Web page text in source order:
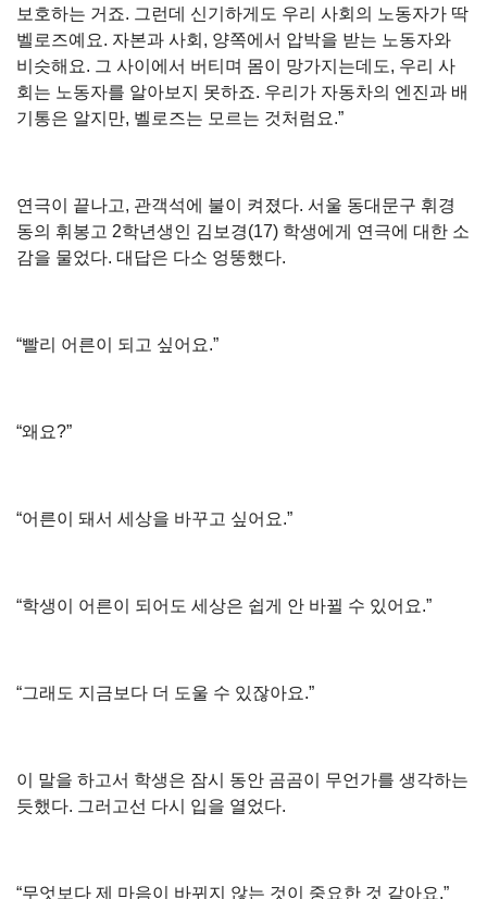
보호하는 거죠. 그런데 신기하게도 우리 사회의 노동자가 딱
벨로즈예요. 자본과 사회, 양쪽에서 압박을 받는 노동자와
비슷해요. 그 사이에서 버티며 몸이 망가지는데도, 우리 사
회는 노동자를 알아보지 못하죠. 우리가 자동차의 엔진과 배
기통은 알지만, 벨로즈는 모르는 것처럼요.”
연극이 끝나고, 관객석에 불이 켜졌다. 서울 동대문구 휘경
동의 휘봉고 2학년생인 김보경(17) 학생에게 연극에 대한 소
감을 물었다. 대답은 다소 엉뚱했다.
“빨리 어른이 되고 싶어요.”
“왜요?”
“어른이 돼서 세상을 바꾸고 싶어요.”
“학생이 어른이 되어도 세상은 쉽게 안 바뀔 수 있어요.”
“그래도 지금보다 더 도울 수 있잖아요.”
이 말을 하고서 학생은 잠시 동안 곰곰이 무언가를 생각하는
듯했다. 그러고선 다시 입을 열었다.
“무엇보다 제 마음이 바뀌지 않는 것이 중요한 것 같아요.”